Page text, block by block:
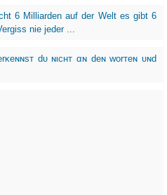
6 Milliarden auf der Welt es gibt 6
nie jeder ...
dυ ɴιcнт αɴ deɴ worтeɴ υɴd